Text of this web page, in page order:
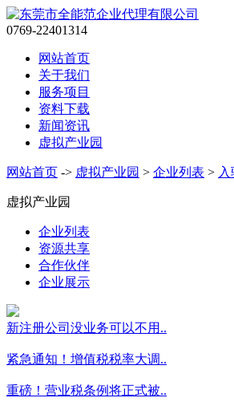
0769-22401314
网站首页
关于我们
服务项目
资料下载
新闻资讯
虚拟产业园
网站首页 -> 虚拟产业园 > 企业列表 >
虚拟产业园
企业列表
资源共享
合作伙伴
企业展示
新注册公司没业务可以不用..
紧急通知！增值税税率大调..
重磅！营业税条例将正式被..